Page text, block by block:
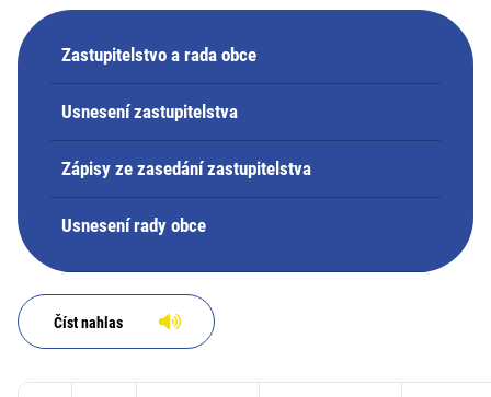
Číst nahlas
Zastupitelstvo a rada obce
Usnesení zastupitelstva
Zápisy ze zasedání zastupitelstva
Usnesení rady obce